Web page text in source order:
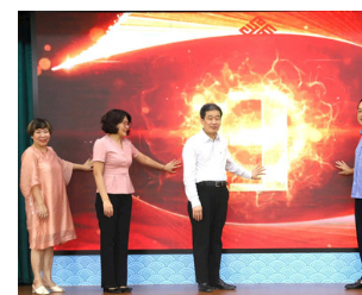
thiệu các sản phẩm du lịch gắn với di sản,
trên địa bàn.